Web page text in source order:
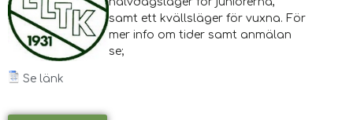
samt ett kvällsläger för vuxna. För
mer info om tider samt anmälan
se;
Se länk